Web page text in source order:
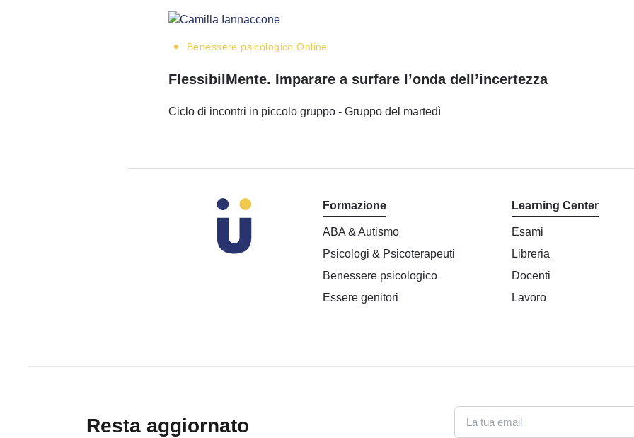
Benessere psicologico Online
FlessibilMente. Imparare a surfare l’onda dell’incertezza
Ciclo di incontri in piccolo gruppo - Gruppo del martedì
Formazione
ABA & Autismo
Psicologi & Psicoterapeuti
Benessere psicologico
Essere genitori
Learning Center
Esami
Libreria
Docenti
Lavoro
Resta aggiornato
Email